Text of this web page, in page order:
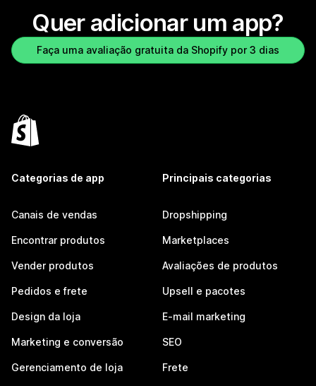
Quer adicionar um app?
Faça uma avaliação gratuita da Shopify por 3 dias
Categorias de app
Canais de vendas
Encontrar produtos
Vender produtos
Pedidos e frete
Design da loja
Marketing e conversão
Gerenciamento de loja
Principais categorias
Dropshipping
Marketplaces
Avaliações de produtos
Upsell e pacotes
E-mail marketing
SEO
Frete